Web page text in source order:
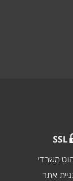
משרדי
אתר